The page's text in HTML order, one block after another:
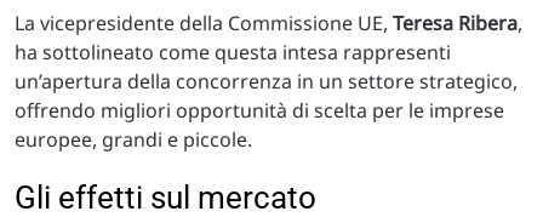
La vicepresidente della Commissione UE, Teresa Ribera,
ha sottolineato come questa intesa rappresenti
un’apertura della concorrenza in un settore strategico,
offrendo migliori opportunità di scelta per le imprese
europee, grandi e piccole.
Gli effetti sul mercato